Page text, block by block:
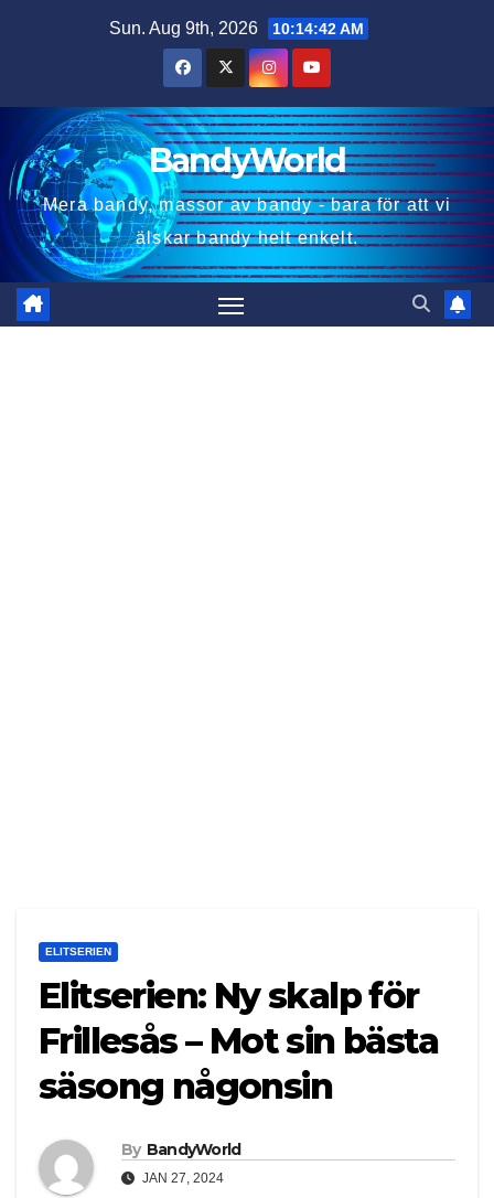
Sun. Aug 9th, 2026 10:14:44 AM
BandyWorld
Mera bandy, massor av bandy - bara för att vi
älskar bandy helt enkelt.
ELITSERIEN
Elitserien: Ny skalp för
Frillesås – Mot sin bästa
säsong någonsin
By BandyWorld
JAN 27, 2024